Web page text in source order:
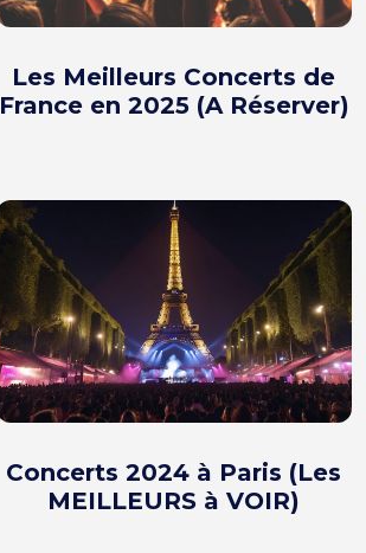
Les Meilleurs Concerts de
France en 2025 (A Réserver)
Concerts 2024 à Paris (Les
MEILLEURS à VOIR)